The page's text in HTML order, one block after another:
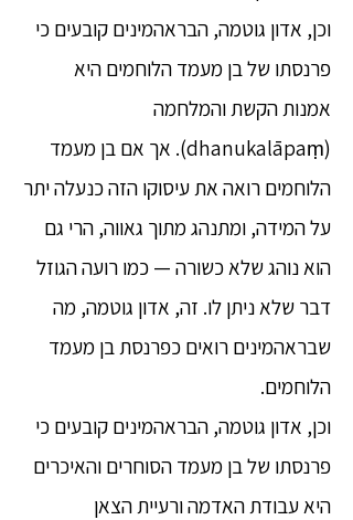
וכן, אדון גוטמה, הבראהמינים קובעים כי
פרנסתו של בן מעמד הלוחמים היא
אמנות הקשת והמלחמה
(dhanukalāpaṃ). אך אם בן מעמד
הלוחמים רואה את עיסוקו הזה כנעלה יתר
על המידה, ומתנהג מתוך גאווה, הרי גם
הוא נוהג שלא כשורה — כמו רועה הגוזל
דבר שלא ניתן לו. זה, אדון גוטמה, מה
שבראהמינים רואים כפרנסת בן מעמד
הלוחמים.
וכן, אדון גוטמה, הבראהמינים קובעים כי
פרנסתו של בן מעמד הסוחרים והאיכרים
היא עבודת האדמה ורעיית הצאן